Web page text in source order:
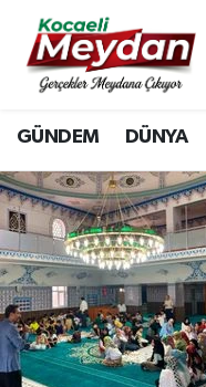
GÜNDEM DÜNYA
Nöbetçi
Hava Durumu
Trafik Durumu
Süper Lig Puan
Tüm Manşetler
Son Dakika